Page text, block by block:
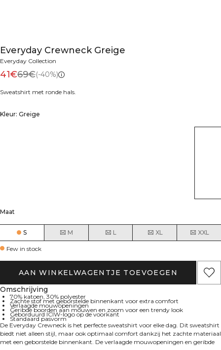
Everyday Crewneck Greige
Everyday Collection
41€69€(-40%)
Sweatshirt met ronde hals.
Kleur: Greige
Maat
S M L XL XXL
Few in stock
AAN WINKELWAGENTJE TOEVOEGEN
Omschrijving
70% katoen, 30% polyester
Zachte stof met geborstelde binnenkant voor extra comfort
Verlaagde mouwopeningen
Geribde boorden aan mouwen en zoom voor een trendy look
Geborduurd ICIW-logo op de voorkant
Standaard pasvorm
De Everyday Crewneck is het perfecte sweatshirt voor elke dag. Dit sweatshirt
biedt niet alleen stijl, maar ook optimaal comfort dankzij het zachte materiaal
met een geborstelde binnenkant. De verlaagde mouwopeningen en geribde